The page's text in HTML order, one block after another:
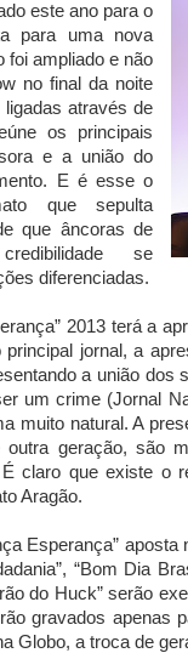
este ano para o
para uma nova
foi ampliado e não
no final da noite
através de
os principais
e a união do
E é esse o
que sepulta
que âncoras de
se
diferenciadas.
2013 terá a
jornal, a
a união
um crime (Jornal
muito natural. A
outra geração, são
claro que existe o
Aragão.
Esperança” aposta
“Bom Dia
do Huck” serão
gravados
Globo, a troca de